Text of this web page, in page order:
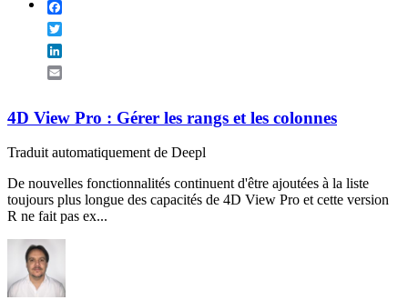
4D View Pro : Gérer les rangs et les colonnes
Traduit automatiquement de Deepl
De nouvelles fonctionnalités continuent d'être ajoutées à la liste
toujours plus longue des capacités de 4D View Pro et cette version
R ne fait pas ex...